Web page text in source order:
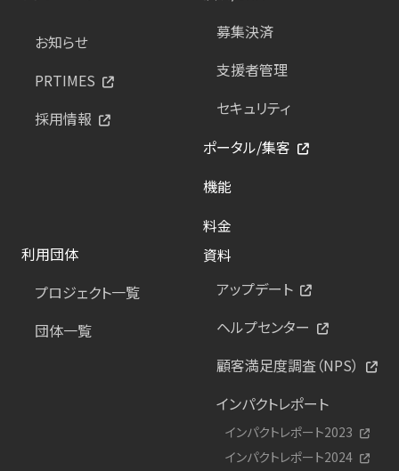
お知らせ
PRTIMES
採用情報
募集決済
支援者管理
セキュリティ
ポータル/集客
機能
料金
利用団体
プロジェクト一覧
団体一覧
資料
アップデート
ヘルプセンター
顧客満足度調査（NPS）
インパクトレポート
インパクトレポート2023
インパクトレポート2024